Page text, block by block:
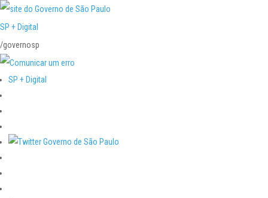
SP + Digital
/governosp
SP + Digital